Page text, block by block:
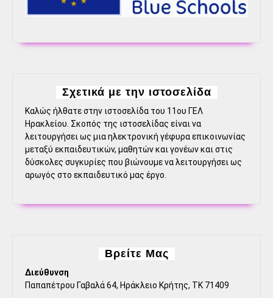
Σχετικά με την ιστοσελίδα
Καλώς ήλθατε στην ιστοσελίδα του 11ου ΓΕΛ
Ηρακλείου. Σκοπός της ιστοσελίδας είναι να
λειτουργήσει ως μια ηλεκτρονική γέφυρα επικοινωνίας
μεταξύ εκπαιδευτικών, μαθητών και γονέων και στις
δύσκολες συγκυρίες που βιώνουμε να λειτουργήσει ως
αρωγός στο εκπαιδευτικό μας έργο.
Βρείτε Μας
Διεύθυνση
Παπαπέτρου Γαβαλά 64, Ηράκλειο Κρήτης, ΤΚ 71409